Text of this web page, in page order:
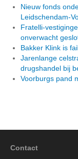
Nieuw fonds
Leidschendam-
Fratelli-
onverwacht
Bakker Klink is
Jarenlange
drugshandel bij
Voorburgs pand
Contact